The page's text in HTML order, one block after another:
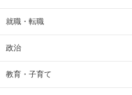
就職・転職
政治
教育・子育て